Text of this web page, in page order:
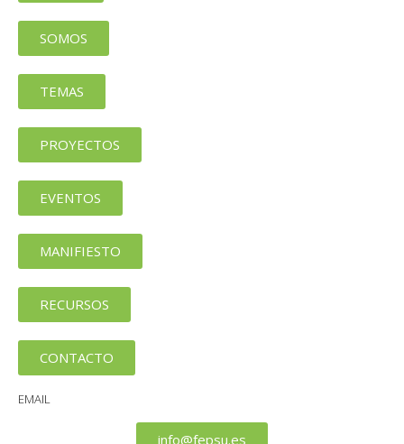
SOMOS
TEMAS
PROYECTOS
EVENTOS
MANIFIESTO
RECURSOS
CONTACTO
EMAIL
info@fepsu.es